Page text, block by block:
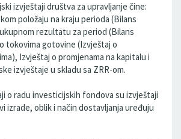
izvještaji društva za upravljanje čine:
položaju na kraju perioda (Bilans
rezultatu za period (Bilans
tokovima gotovine (Izvještaj o
Izvještaj o promjenama na kapitalu i
izvještaje u skladu sa ZRR-om.
o radu investicijskih fondova su izvještaji
izrade, oblik i način dostavljanja uređuju